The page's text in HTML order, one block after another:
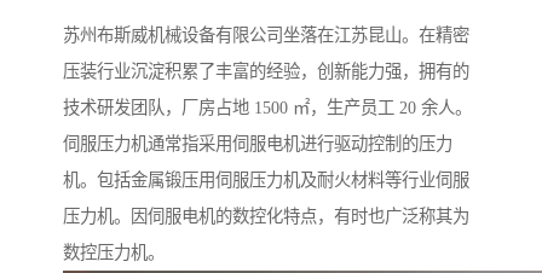
苏州布斯威机械设备有限公司坐落在江苏昆山。在精密
压装行业沉淀积累了丰富的经验，创新能力强，拥有的
技术研发团队，厂房占地 1500 ㎡，生产员工 20 余人。
伺服压力机通常指采用伺服电机进行驱动控制的压力
机。包括金属锻压用伺服压力机及耐火材料等行业伺服
压力机。因伺服电机的数控化特点，有时也广泛称其为
数控压力机。